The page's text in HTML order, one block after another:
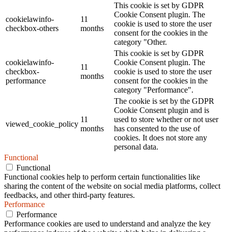
cookielawinfo-
checkbox-others
11
months
This cookie is set by GDPR
Cookie Consent plugin. The
cookie is used to store the user
consent for the cookies in the
category "Other.
cookielawinfo-
checkbox-
performance
11
months
This cookie is set by GDPR
Cookie Consent plugin. The
cookie is used to store the user
consent for the cookies in the
category "Performance".
viewed_cookie_policy
11
months
The cookie is set by the GDPR
Cookie Consent plugin and is
used to store whether or not user
has consented to the use of
cookies. It does not store any
personal data.
Functional
Functional
Functional cookies help to perform certain functionalities like
sharing the content of the website on social media platforms, collect
feedbacks, and other third-party features.
Performance
Performance
Performance cookies are used to understand and analyze the key